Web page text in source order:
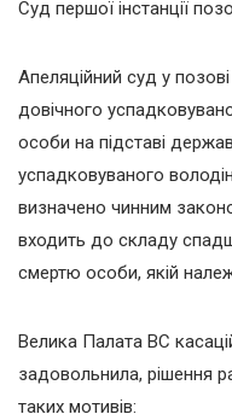
Суд першої інстанції
Апеляційний суд у
довічного
особи на підставі
успадковуваного
визначено чинним
входить до складу
смертю особи, якій
Велика Палата ВС
задовольнила, рішення
таких мотивів: